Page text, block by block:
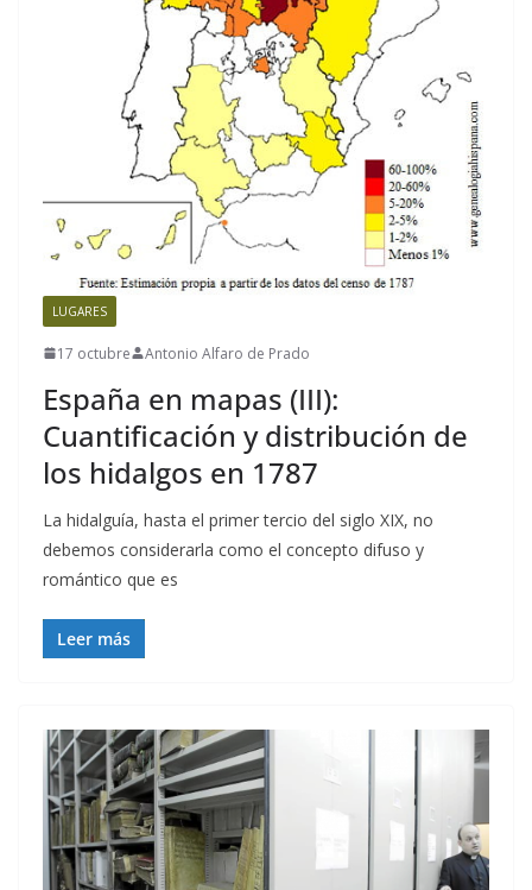
LUGARES
17 octubre Antonio Alfaro de Prado
España en mapas (III):
Cuantificación y distribución de
los hidalgos en 1787
La hidalguía, hasta el primer tercio del siglo XIX, no
debemos considerarla como el concepto difuso y
romántico que es
Leer más